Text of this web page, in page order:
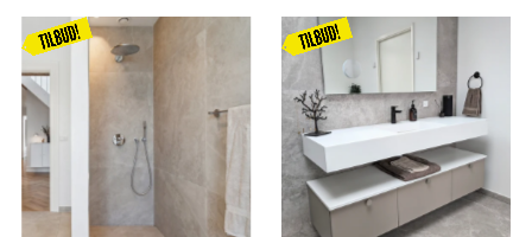
Kampagnen
gælder
frem til
Kampagnen
gælder
frem til
31.08